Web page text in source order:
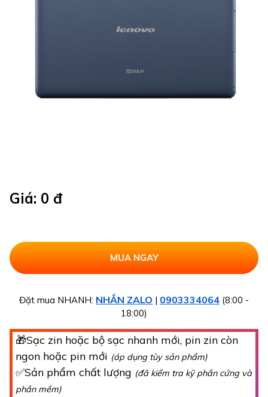
Giá: 0 đ
Đặt mua NHANH: NHẮN ZALO | 0903334064 (8:00 -
18:00)
🎁Sạc zin hoặc bộ sạc nhanh mới, pin zin còn
ngon hoặc pin mới (áp dụng tùy sản phẩm)
✅Sản phẩm chất lượng (đã kiểm tra kỹ phần cứng và
phần mềm)